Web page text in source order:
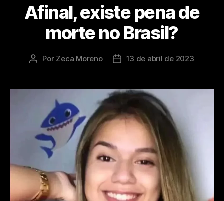
Afinal, existe pena de
morte no Brasil?
Por Zeca Moreno 13 de abril de 2023